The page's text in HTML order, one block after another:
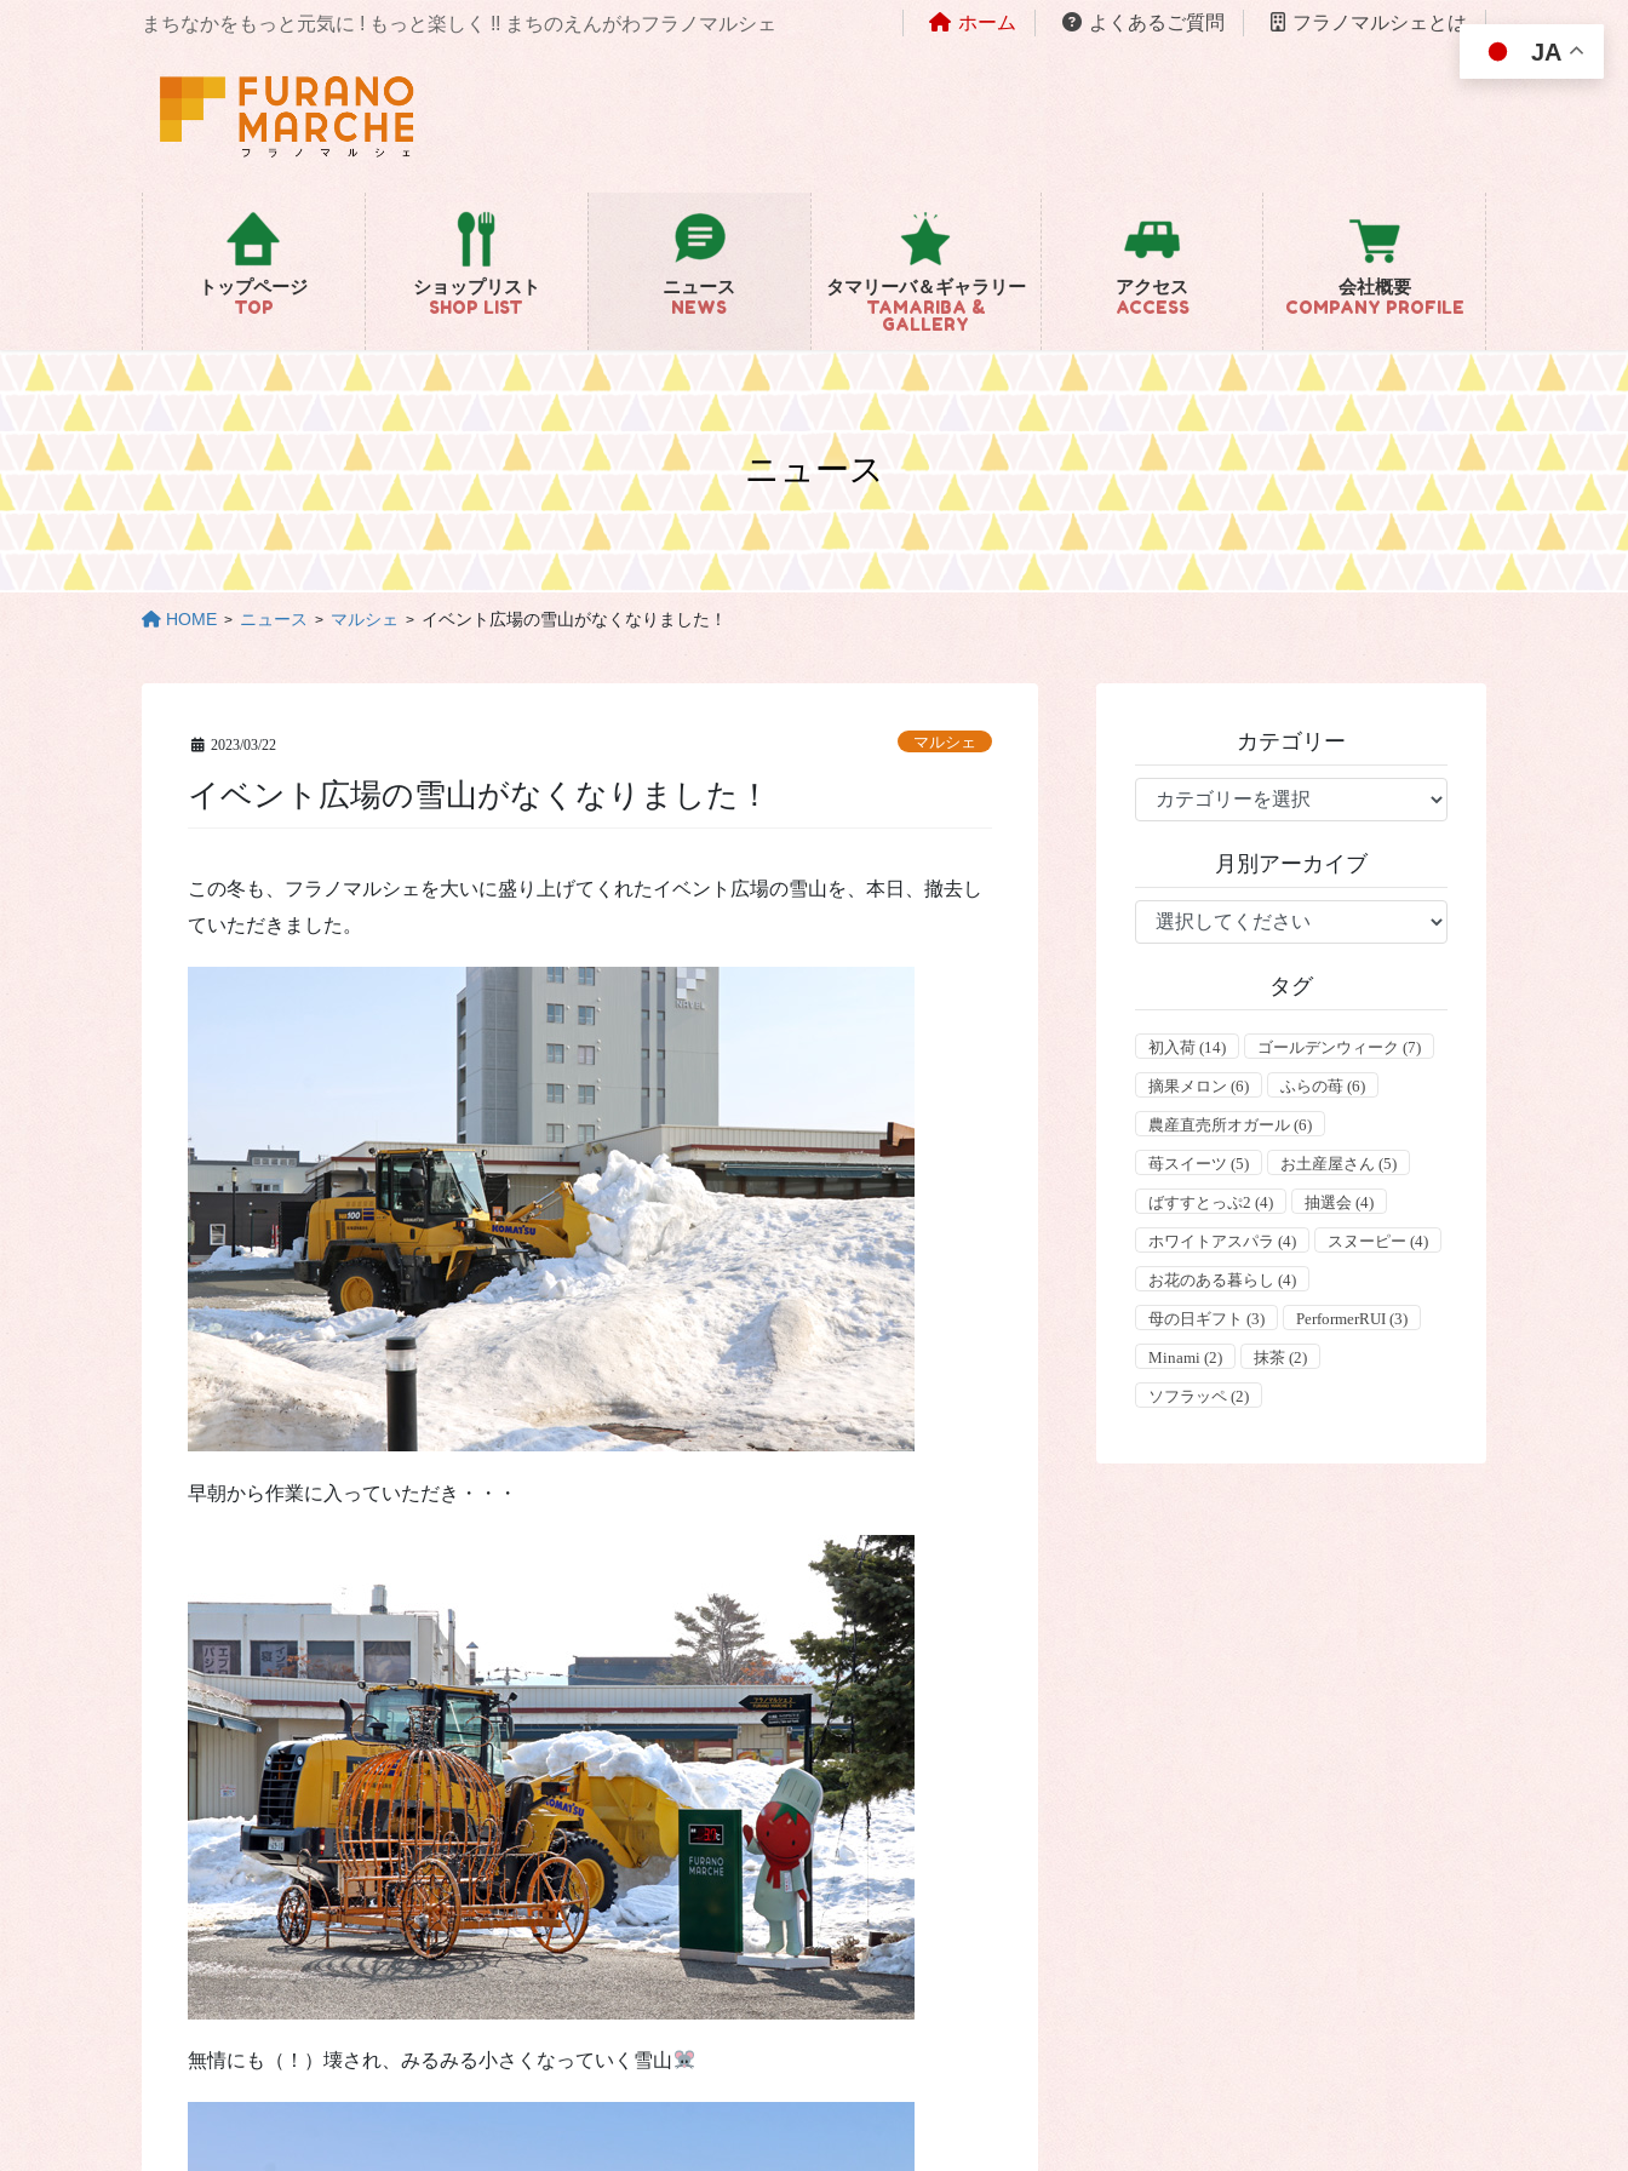
まちなかをもっと元気に ! もっと楽しく !! まちのえんがわフラノマルシェ ホーム よくあるご質問 フラノマルシェとは
トップページ
TOP
ショップリスト
SHOP LIST
ニュース
NEWS
タマリーバ＆ギャラリー
TAMARIBA &
GALLERY
アクセス
ACCESS
会社概要
COMPANY PROFILE
ニュース
HOME ニュース マルシェ イベント広場の雪山がなくなりました！
2023/03/22 マルシェ
イベント広場の雪山がなくなりました！
この冬も、フラノマルシェを大いに盛り上げてくれたイベント広場の雪山を、本日、撤去し
ていただきました。
早朝から作業に入っていただき・・・
無情にも（！）壊され、みるみる小さくなっていく雪山
カテゴリー
テ
ー
月別アーカイブ
タグ
初入荷 (14) ゴールデンウィーク (7)
摘果メロン (6) ふらの苺 (6)
農産直売所オガール (6)
苺スイーツ (5) お土産屋さん (5)
ばすすとっぷ2 (4) 抽選会 (4)
ホワイトアスパラ (4) スヌーピー (4)
お花のある暮らし (4)
母の日ギフト (3) PerformerRUI (3)
Minami (2) 抹茶 (2)
ソフラッペ (2)
JA